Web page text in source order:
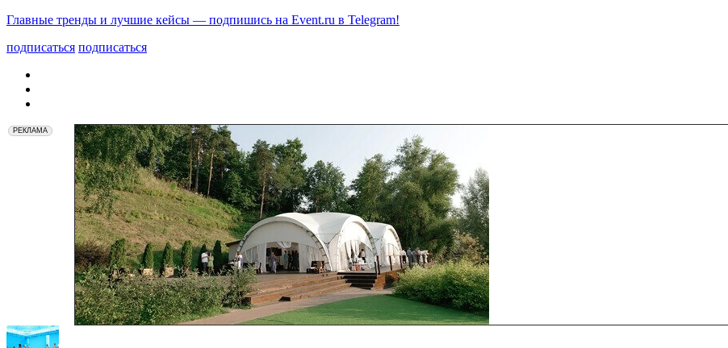
Главные тренды и лучшие кейсы — подпишись на Event.ru в Telegram!
подписаться подписаться
РЕКЛАМА